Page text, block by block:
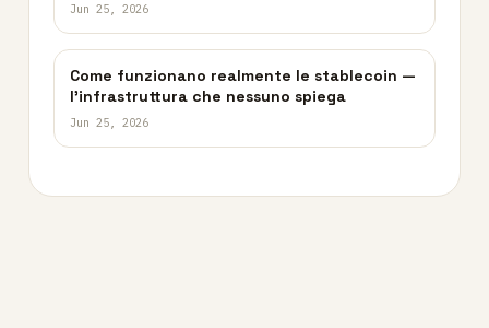
Jun 25, 2026
Come funzionano realmente le stablecoin —
l’infrastruttura che nessuno spiega
Jun 25, 2026